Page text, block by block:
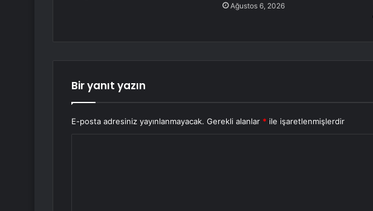
Ağustos 6, 2026
Bir yanıt yazın
E-posta adresiniz yayınlanmayacak. Gerekli alanlar * ile işaretlenmişlerdir